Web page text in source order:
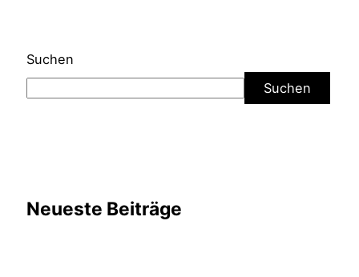
Suchen
Suchen
Neueste Beiträge